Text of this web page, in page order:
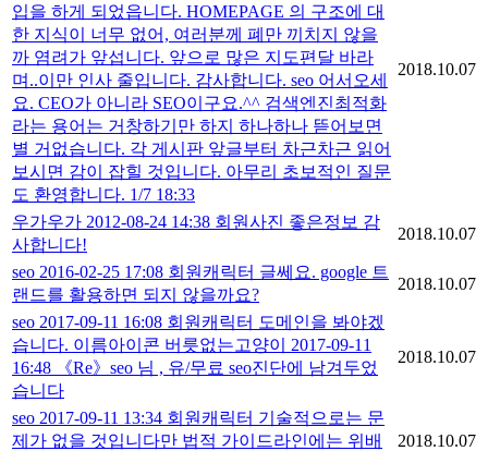
입을 하게 되었읍니다. HOMEPAGE 의 구조에 대
한 지식이 너무 없어, 여러분께 폐만 끼치지 않을
까 염려가 앞섭니다. 앞으로 많은 지도편달 바라
며..이만 인사 줄입니다. 감사합니다. seo 어서오세
요. CEO가 아니라 SEO이구요.^^ 검색엔진최적화
라는 용어는 거창하기만 하지 하나하나 뜯어보면
별 거없습니다. 각 게시판 앞글부터 차근차근 읽어
보시면 감이 잡힐 것입니다. 아무리 초보적인 질문
도 환영합니다. 1/7 18:33
2018.10.07
우가우가 2012-08-24 14:38 회원사진 좋은정보 감
사합니다!
2018.10.07
seo 2016-02-25 17:08 회원캐릭터 글쎄요. google 트
랜드를 활용하면 되지 않을까요?
2018.10.07
seo 2017-09-11 16:08 회원캐릭터 도메인을 봐야겠
습니다. 이름아이콘 버릇없는고양이 2017-09-11
16:48 《Re》seo 님 , 유/무료 seo진단에 남겨두었
습니다
2018.10.07
seo 2017-09-11 13:34 회원캐릭터 기술적으로는 문
제가 없을 것입니다만 법적 가이드라인에는 위배
2018.10.07